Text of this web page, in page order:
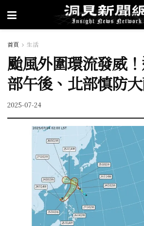
首頁 生活
颱風外圍環流發威
部午後、北部慎防
2025-07-24